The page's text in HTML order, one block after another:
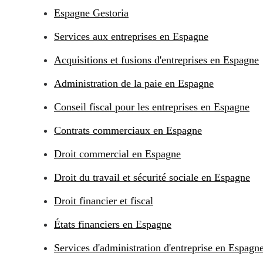
Espagne Gestoria
Services aux entreprises en Espagne
Acquisitions et fusions d'entreprises en Espagne
Administration de la paie en Espagne
Conseil fiscal pour les entreprises en Espagne
Contrats commerciaux en Espagne
Droit commercial en Espagne
Droit du travail et sécurité sociale en Espagne
Droit financier et fiscal
États financiers en Espagne
Services d'administration d'entreprise en